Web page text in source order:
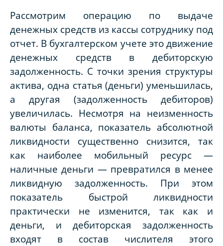
Рассмотрим операцию по выдаче
денежных средств из кассы сотруднику под
отчет. В бухгалтерском учете это движение
денежных средств в дебиторскую
задолженность. С точки зрения структуры
актива, одна статья (деньги) уменьшилась,
а другая (задолженность дебиторов)
увеличилась. Несмотря на неизменность
валюты баланса, показатель абсолютной
ликвидности существенно снизится, так
как наиболее мобильный ресурс —
наличные деньги — превратился в менее
ликвидную задолженность. При этом
показатель быстрой ликвидности
практически не изменится, так как и
деньги, и дебиторская задолженность
входят в состав числителя этого